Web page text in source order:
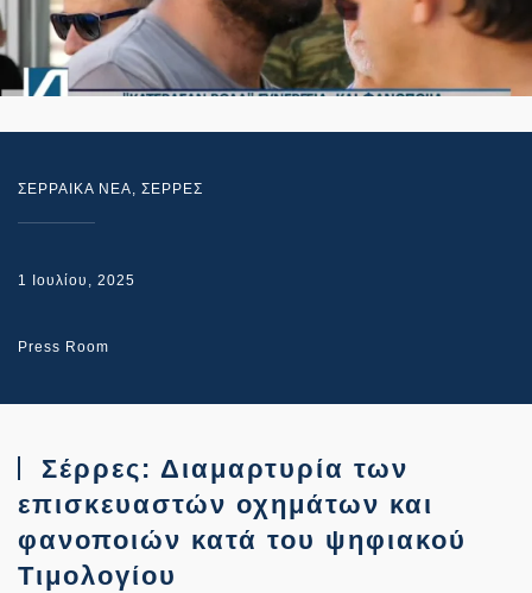
ΣΕΡΡΑΙΚΑ ΝΕΑ, ΣΕΡΡΕΣ
1 Ιουλίου, 2025
Press Room
Σέρρες: Διαμαρτυρία των
επισκευαστών οχημάτων και
φανοποιών κατά του ψηφιακού
Τιμολογίου